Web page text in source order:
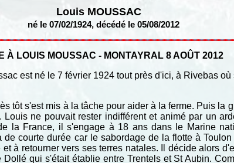
Louis MOUSSAC
né le 07/02/1924, décédé le 05/08/2012
À LOUIS MOUSSAC - MONTAYRAL 8 AOÛT 2012
est né le 7 février 1924 tout près d'ici, à Rivebas
tôt s'est mis à la tâche pour aider à la ferme. Puis la
Louis ne pouvait rester indifférent et animé par un
la France, il s'engage à 18 ans dans le Marine
de courte durée car le sabordage de la flotte à
à retourner vers ses terres natales. Il décide alors
Dollé qui s'était établie entre Trentels et St Aubin.